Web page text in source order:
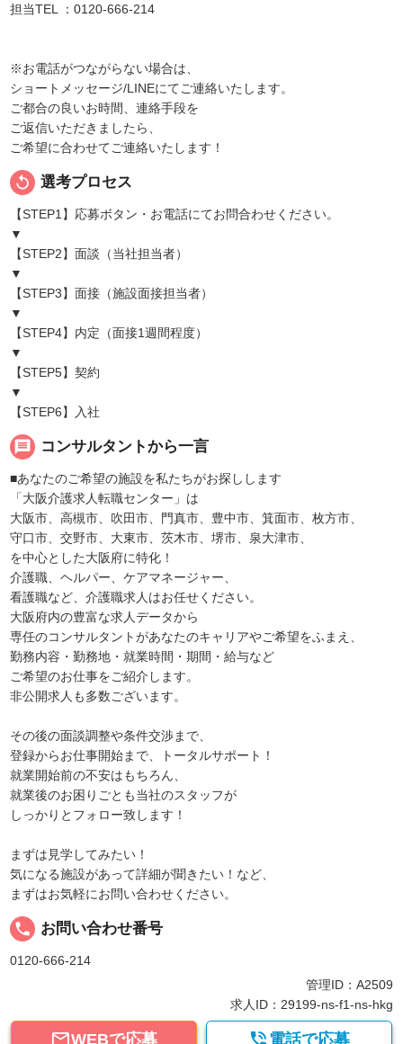
担当TEL ：0120-666-214
※お電話がつながらない場合は、
ショートメッセージ/LINEにてご連絡いたします。
ご都合の良いお時間、連絡手段を
ご返信いただきましたら、
ご希望に合わせてご連絡いたします！
replay 選考プロセス
【STEP1】応募ボタン・お電話にてお問合わせください。
▼
【STEP2】面談（当社担当者）
▼
【STEP3】面接（施設面接担当者）
▼
【STEP4】内定（面接1週間程度）
▼
【STEP5】契約
▼
【STEP6】入社
message コンサルタントから一言
■あなたのご希望の施設を私たちがお探しします
「大阪介護求人転職センター」は
大阪市、高槻市、吹田市、門真市、豊中市、箕面市、枚方市、
守口市、交野市、大東市、茨木市、堺市、泉大津市、
を中心とした大阪府に特化！
介護職、ヘルパー、ケアマネージャー、
看護職など、介護職求人はお任せください。
大阪府内の豊富な求人データから
専任のコンサルタントがあなたのキャリアやご希望をふまえ、
勤務内容・勤務地・就業時間・期間・給与など
ご希望のお仕事をご紹介します。
非公開求人も多数ございます。
その後の面談調整や条件交渉まで、
登録からお仕事開始まで、トータルサポート！
就業開始前の不安はもちろん、
就業後のお困りごとも当社のスタッフが
しっかりとフォロー致します！
まずは見学してみたい！
気になる施設があって詳細が聞きたい！など、
まずはお気軽にお問い合わせください。
local_phone お問い合わせ番号
0120-666-214
管理ID：A2509
求人ID：29199-ns-f1-ns-hkg
WEBで応募  電話で応募